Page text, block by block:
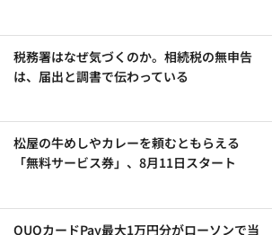
税務署はなぜ気づくのか。相続税の無申告
は、届出と調書で伝わっている
松屋の牛めしやカレーを頼むともらえる
「無料サービス券」、8月11日スタート
QUOカードPay最大1万円分がローソンで当